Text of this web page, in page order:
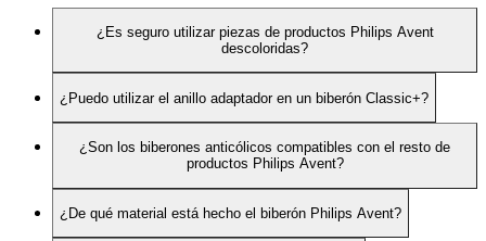
¿Es seguro utilizar piezas de productos Philips Avent
descoloridas?
¿Puedo utilizar el anillo adaptador en un biberón Classic+?
¿Son los biberones anticólicos compatibles con el resto de
productos Philips Avent?
¿De qué material está hecho el biberón Philips Avent?